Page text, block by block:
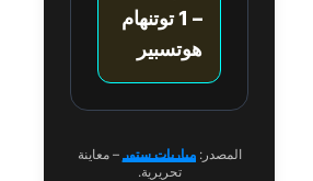
– 1 توتنهام
هوتسبير
المصدر:مباريات ستور – معاينة
تحريرية.